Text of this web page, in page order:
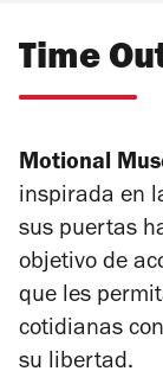
Time
Motional
inspirada en
sus puertas
objetivo de
que les
cotidianas
su libertad.